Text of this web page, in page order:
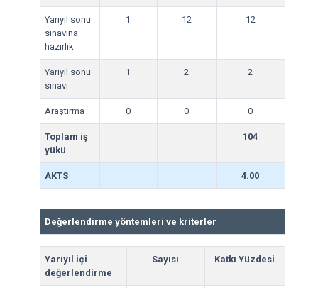
Yarıyıl sonu
sınavına
hazırlık
1 12 12
Yarıyıl sonu
sınavı
1 2 2
Araştırma 0 0 0
Toplam iş
yükü
104
AKTS 4.00
Değerlendirme yöntemleri ve kriterler
Yarıyıl içi
değerlendirme
Sayısı Katkı Yüzdesi